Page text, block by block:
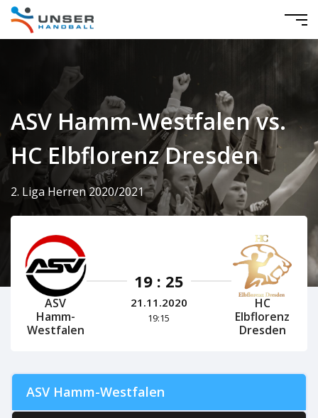
ASV Hamm-Westfalen vs.
HC Elbflorenz Dresden
2. Liga Herren 2020/2021
ASV
Hamm-
Westfalen
19 : 25
21.11.2020
19:15
HC
Elbflorenz
Dresden
ASV Hamm-Westfalen